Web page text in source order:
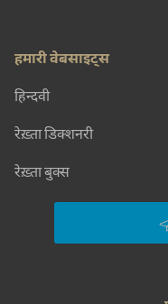
हमारी वेबसाइट्स
हिन्दवी
रेख़्ता डिक्शनरी
रेख़्ता बुक्स